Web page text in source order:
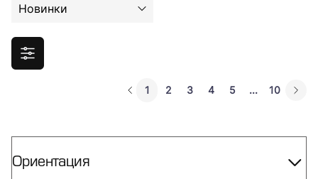
Новинки
1 2 3 4 5 ... 10
Ориентация